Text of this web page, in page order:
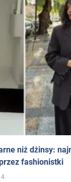
niż dżinsy:
fashionistki
4